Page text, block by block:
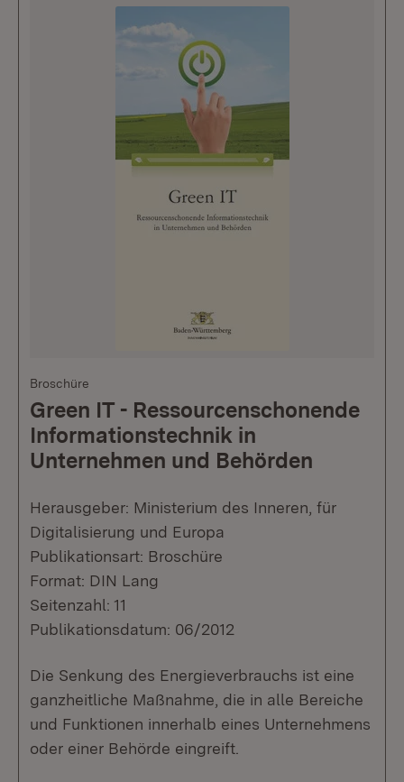
Broschüre
Green IT - Ressourcenschonende
Informationstechnik in
Unternehmen und Behörden
Herausgeber: Ministerium des Inneren, für
Digitalisierung und Europa
Publikationsart: Broschüre
Format: DIN Lang
Seitenzahl: 11
Publikationsdatum: 06/2012
Die Senkung des Energieverbrauchs ist eine
ganzheitliche Maßnahme, die in alle Bereiche
und Funktionen innerhalb eines Unternehmens
oder einer Behörde eingreift.